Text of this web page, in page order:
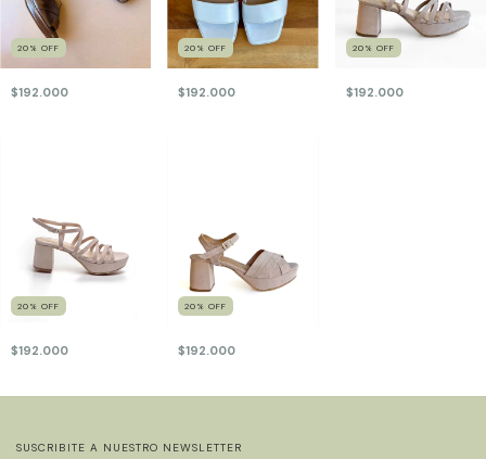
20 % OFF
$192.000
20 %OFF
$192.000
20 % OFF
$192.000
20 % OFF
$192.000
20 %OFF
$192.000
SUSCRIBITE A NUESTRO NEWSLETTER